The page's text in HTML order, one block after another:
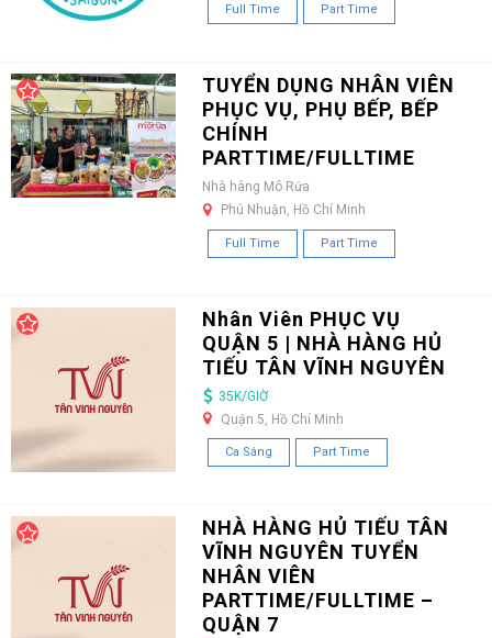
Full Time Part Time
TUYỂN DỤNG NHÂN VIÊN
PHỤC VỤ, PHỤ BẾP, BẾP
CHÍNH
PARTTIME/FULLTIME
Nhà hàng Mô Rứa
Phú Nhuận, Hồ Chí Minh
Full Time Part Time
Nhân Viên PHỤC VỤ
QUẬN 5 | NHÀ HÀNG HỦ
TIẾU TÂN VĨNH NGUYÊN
35K/GIỜ
Quận 5, Hồ Chí Minh
Ca Sáng Part Time
NHÀ HÀNG HỦ TIẾU TÂN
VĨNH NGUYÊN TUYỂN
NHÂN VIÊN
PARTTIME/FULLTIME –
QUẬN 7